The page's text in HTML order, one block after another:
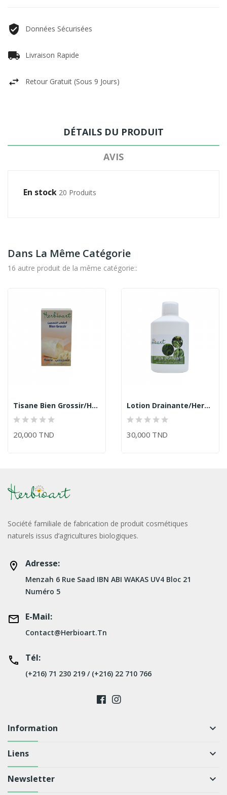
Données Sécurisées
Livraison Rapide
Retour Gratuit (sous 9 Jours)
DÉTAILS DU PRODUIT
AVIS
En stock 20 Produits
Dans La Même Catégorie
16 autre produit de la même catégorie::
Tisane Bien Grossir/Herbioart
20,000 TND
Lotion Drainante/Herbioart
30,000 TND
Société familiale de fabrication de produit cosmétiques
naturels issus d’agricultures biologiques.
Adresse:
Menzah 6 Rue Saad IBN ABI WAKAS UV4 Bloc 21
Numéro 5
E-Mail:
Contact@herbioart.tn
Tél:
(+216) 71 230 219 / (+216) 22 710 766
Information keyboard_arrow_down
Liens keyboard_arrow_down
Newsletter keyboard_arrow_down